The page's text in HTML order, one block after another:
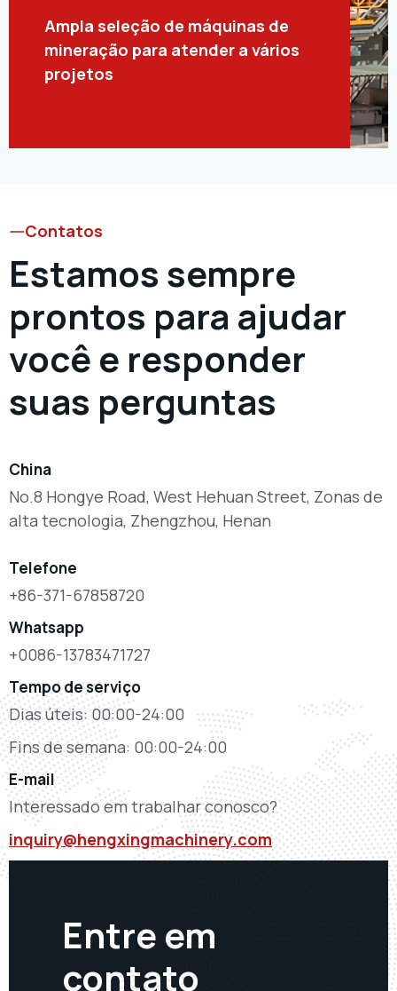
Ampla seleção de máquinas de
mineração para atender a vários
projetos
Contatos
Estamos sempre
prontos para ajudar
você e responder
suas perguntas
China
No.8 Hongye Road, West Hehuan Street, Zonas de
alta tecnologia, Zhengzhou, Henan
Telefone
+86-371-67858720
Whatsapp
+0086-13783471727
Tempo de serviço
Dias úteis: 00:00-24:00
Fins de semana: 00:00-24:00
E-mail
Interessado em trabalhar conosco?
inquiry@hengxingmachinery.com
Entre em
contato